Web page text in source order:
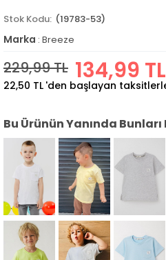
(19783-53)
Marka : Breeze
229,99 TL 134,99 TL
22,50 TL 'den başlayan
Bu Ürünün Yanında